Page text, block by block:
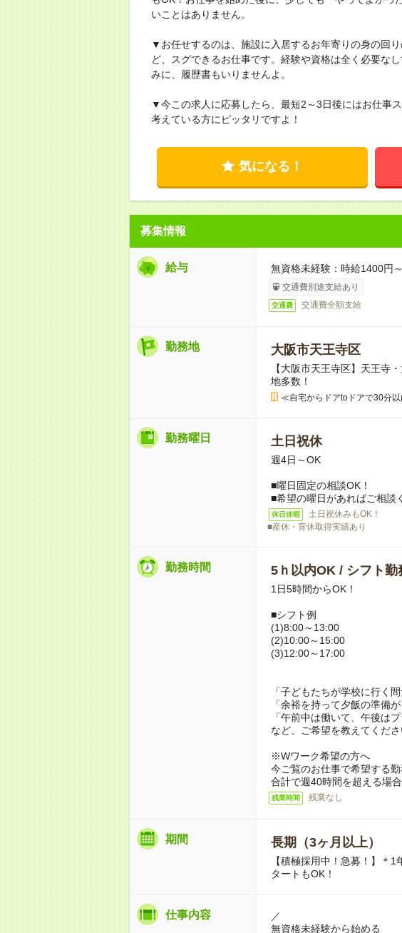
いことはありません。
▼お任せするのは、施設に入居するお年寄りの身の回
ど、スグできるお仕事です。経験や資格は全く必要な
みに、履歴書もいりませんよ。
▼今この求人に応募したら、最短2～3日後にはお仕事
考えている方にピッタリですよ！
気になる！
募集情報
給与 無資格未経験：時給1400
交通費別途支給あり
交通費 交通費全額支給
勤務地 大阪市天王寺区
【大阪市天王寺区】天王寺
地多数！
≪自宅からドアtoドアで30分
勤務曜日 土日祝休
週4日～OK
■曜日固定の相談OK！
■希望の曜日があればご相談
休日休暇
土日祝休みもOK！
■産休・育休取得実績あり
勤務時間 5ｈ以内OK / シフト勤
1日5時間からOK！
■シフト例
(1)8:00～13:00
(2)10:00～15:00
(3)12:00～17:00
「子どもたちが学校に行く間
「余裕を持って夕飯の準備が
「午前中は働いて、午後は
など、ご希望を教えてくださ
※Wワーク希望の方へ
今ご覧のお仕事で希望する
合計で週40時間を超える場
残業時間 残業なし
期間 長期（3ヶ月以上）
【積極採用中！急募！】＊
タートもOK！
仕事内容
／
無資格未経験から始める